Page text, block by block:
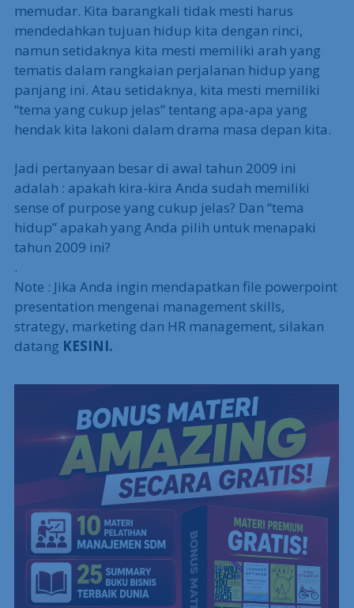
memudar. Kita barangkali tidak mesti harus
mendedahkan tujuan hidup kita dengan rinci,
namun setidaknya kita mesti memiliki arah yang
tematis dalam rangkaian perjalanan hidup yang
panjang ini. Atau setidaknya, kita mesti memiliki
“tema yang cukup jelas” tentang apa-apa yang
hendak kita lakoni dalam drama masa depan kita.
Jadi pertanyaan besar di awal tahun 2009 ini
adalah : apakah kira-kira Anda sudah memiliki
sense of purpose yang cukup jelas? Dan “tema
hidup” apakah yang Anda pilih untuk menapaki
tahun 2009 ini?
.
Note : Jika Anda ingin mendapatkan file powerpoint
presentation mengenai management skills,
strategy, marketing dan HR management, silakan
datang KESINI.